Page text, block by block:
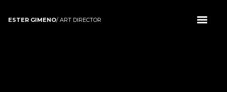
ESTER GIMENO/ ART DIRECTOR